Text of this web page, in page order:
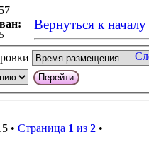
Вернуться к началу
• Страница 1 из 2 •